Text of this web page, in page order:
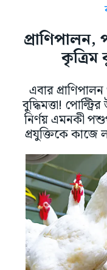
কৃত্রিম
এবার
বুদ্ধিমত্তা!
নির্ণয় এমনকী
প্রযুক্তিকে কাজে